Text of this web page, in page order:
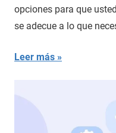
opciones para que
se adecue a lo que
Leer más